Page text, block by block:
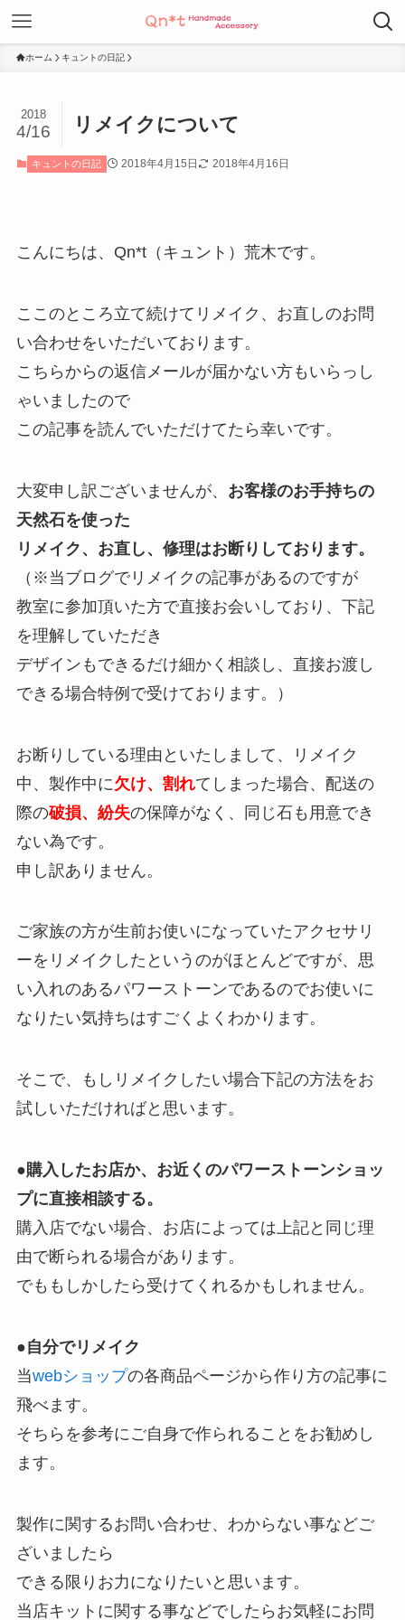
ホーム キュントの日記
リメイクについて
2018
4/16
キュントの日記 2018年4月15日 2018年4月16日
こんにちは、Qn*t（キュント）荒木です。
ここのところ立て続けてリメイク、お直しのお問
い合わせをいただいております。
こちらからの返信メールが届かない方もいらっし
ゃいましたので
この記事を読んでいただけてたら幸いです。
大変申し訳ございませんが、 お客様のお手持ちの
天然石を使った
リメイク、お直し、修理はお断りしております。
（※当ブログでリメイクの記事があるのですが
教室に参加頂いた方で直接お会いしており、下記
を理解していただき
デザインもできるだけ細かく相談し、直接お渡し
できる場合特例で受けております。）
お断りしている理由といたしまして、リメイク
中、製作中に欠け、割れてしまった場合、配送の
際の破損、紛失の保障がなく、同じ石も用意でき
ない為です。
申し訳ありません。
ご家族の方が生前お使いになっていたアクセサリ
ーをリメイクしたというのがほとんどですが、思
い入れのあるパワーストーンであるのでお使いに
なりたい気持ちはすごくよくわかります。
そこで、もしリメイクしたい場合下記の方法をお
試しいただければと思います。
●購入したお店か、お近くのパワーストーンショッ
プに直接相談する。
購入店でない場合、お店によっては上記と同じ理
由で断られる場合があります。
でももしかしたら受けてくれるかもしれません。
●自分でリメイク
当webショップの各商品ページから作り方の記事に
飛べます。
そちらを参考にご自身で作られることをお勧めし
ます。
製作に関するお問い合わせ、わからない事などご
ざいましたら
できる限りお力になりたいと思います。
当店キットに関する事などでしたらお気軽にお問